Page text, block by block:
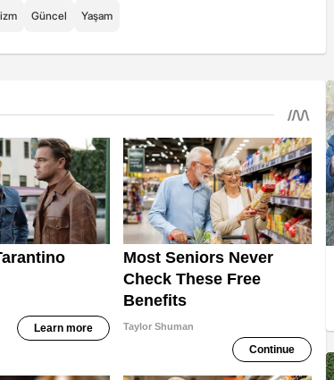
Güncel Yaşam